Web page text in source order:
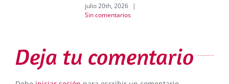
julio 20th, 2026
|
Sin comentarios
Deja tu comentario